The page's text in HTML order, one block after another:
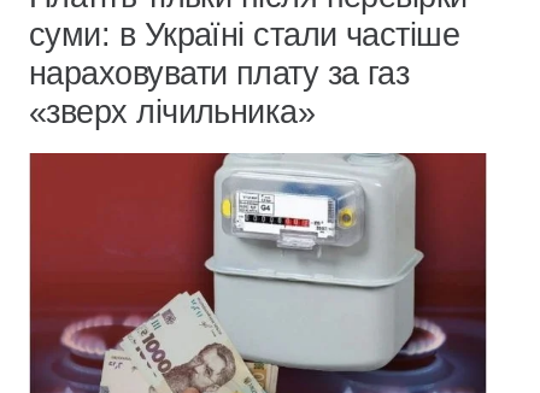
суми: в Україні стали частіше
нараховувати плату за газ
«зверх лічильника»